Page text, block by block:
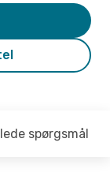
spørgsmål